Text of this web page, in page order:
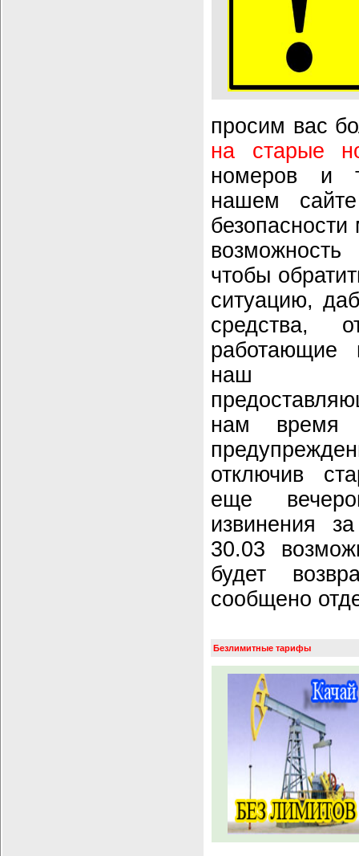
просим вас
на старые
номеров и
нашем
чтобы
ситуацию,
средства,
наш
нам время
отключив
еще
извинения
30.03
будет
сообщено
Безлимитные тарифы